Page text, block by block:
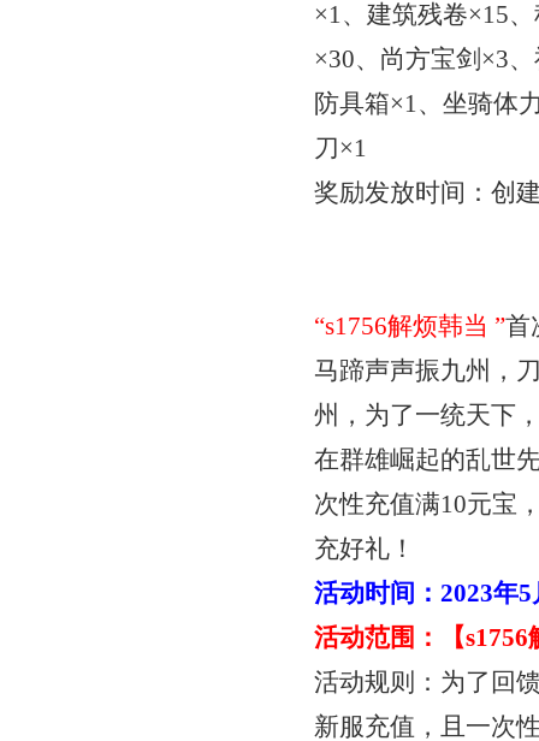
×1、建筑残卷×15
×30、尚方宝剑×3
防具箱×1、坐骑体
刀×1
奖励发放时间：创
“s1756解烦韩当”首
马蹄声声振九州，
州，为了一统天下
在群雄崛起的乱世
次性充值满10元宝
充好礼！
活动时间：2023年
活动范围：【
活动规则：为了回
新服充值，且一次